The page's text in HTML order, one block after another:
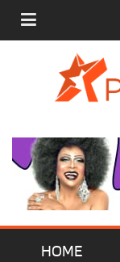
HOME